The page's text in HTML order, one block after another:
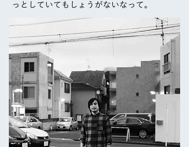
っとしていてもしょうがないなって。